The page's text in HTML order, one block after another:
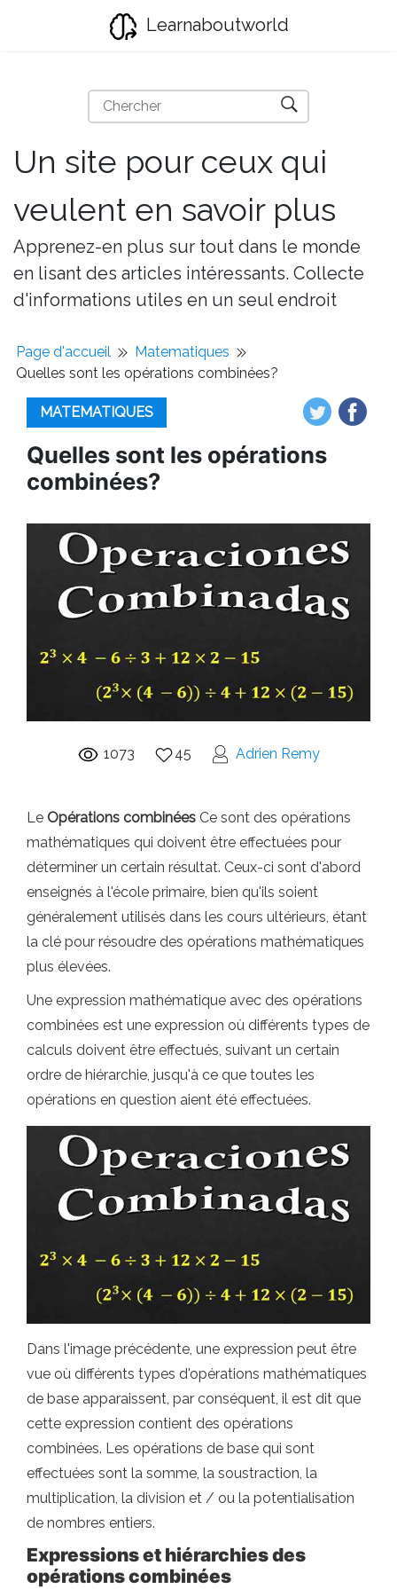
Learnaboutworld
Un site pour ceux qui
veulent en savoir plus
Apprenez-en plus sur tout dans le monde
en lisant des articles intéressants. Collecte
d'informations utiles en un seul endroit
Page d'accueil
Matematiques
Quelles sont les opérations combinées?
MATEMATIQUES
Quelles sont les opérations
combinées?
1073 45 Adrien Remy
Le Opérations combinées Ce sont des opérations
mathématiques qui doivent être effectuées pour
déterminer un certain résultat. Ceux-ci sont d'abord
enseignés à l'école primaire, bien qu'ils soient
généralement utilisés dans les cours ultérieurs, étant
la clé pour résoudre des opérations mathématiques
plus élevées.
Une expression mathématique avec des opérations
combinées est une expression où différents types de
calculs doivent être effectués, suivant un certain
ordre de hiérarchie, jusqu'à ce que toutes les
opérations en question aient été effectuées.
Dans l'image précédente, une expression peut être
vue où différents types d'opérations mathématiques
de base apparaissent, par conséquent, il est dit que
cette expression contient des opérations
combinées. Les opérations de base qui sont
effectuées sont la somme, la soustraction, la
multiplication, la division et / ou la potentialisation
de nombres entiers.
Expressions et hiérarchies des
opérations combinées